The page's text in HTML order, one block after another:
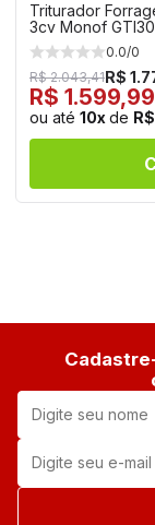
Triturador
3cv Monof
0.0/0
R$ 2.043,41R$
R$ 1.599,99
ou até 10x de